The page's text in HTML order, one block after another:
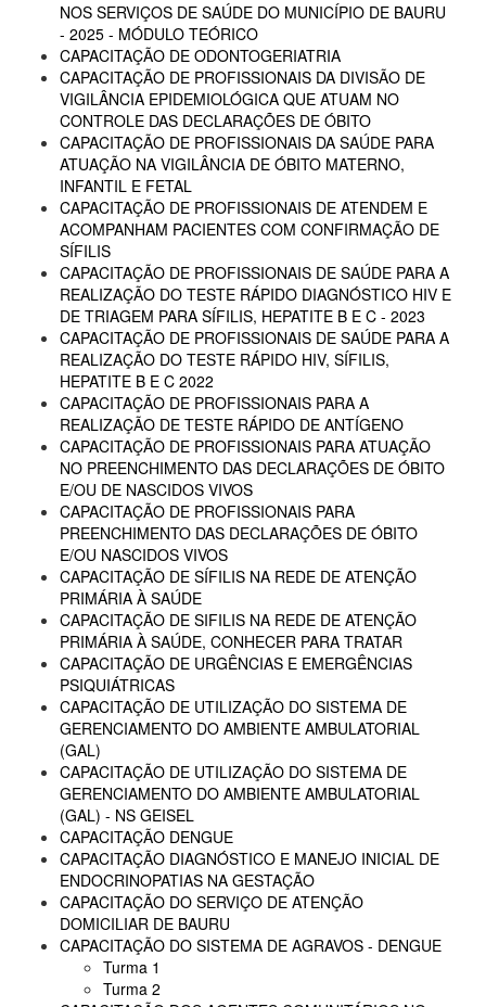
NOS SERVIÇOS DE SAÚDE DO MUNICÍPIO DE BAURU
- 2025 - MÓDULO TEÓRICO
CAPACITAÇÃO DE ODONTOGERIATRIA
CAPACITAÇÃO DE PROFISSIONAIS DA DIVISÃO DE
VIGILÂNCIA EPIDEMIOLÓGICA QUE ATUAM NO
CONTROLE DAS DECLARAÇÕES DE ÓBITO
CAPACITAÇÃO DE PROFISSIONAIS DA SAÚDE PARA
ATUAÇÃO NA VIGILÂNCIA DE ÓBITO MATERNO,
INFANTIL E FETAL
CAPACITAÇÃO DE PROFISSIONAIS DE ATENDEM E
ACOMPANHAM PACIENTES COM CONFIRMAÇÃO DE
SÍFILIS
CAPACITAÇÃO DE PROFISSIONAIS DE SAÚDE PARA A
REALIZAÇÃO DO TESTE RÁPIDO DIAGNÓSTICO HIV E
DE TRIAGEM PARA SÍFILIS, HEPATITE B E C - 2023
CAPACITAÇÃO DE PROFISSIONAIS DE SAÚDE PARA A
REALIZAÇÃO DO TESTE RÁPIDO HIV, SÍFILIS,
HEPATITE B E C 2022
CAPACITAÇÃO DE PROFISSIONAIS PARA A
REALIZAÇÃO DE TESTE RÁPIDO DE ANTÍGENO
CAPACITAÇÃO DE PROFISSIONAIS PARA ATUAÇÃO
NO PREENCHIMENTO DAS DECLARAÇÕES DE ÓBITO
E/OU DE NASCIDOS VIVOS
CAPACITAÇÃO DE PROFISSIONAIS PARA
PREENCHIMENTO DAS DECLARAÇÕES DE ÓBITO
E/OU NASCIDOS VIVOS
CAPACITAÇÃO DE SÍFILIS NA REDE DE ATENÇÃO
PRIMÁRIA À SAÚDE
CAPACITAÇÃO DE SIFILIS NA REDE DE ATENÇÃO
PRIMÁRIA À SAÚDE, CONHECER PARA TRATAR
CAPACITAÇÃO DE URGÊNCIAS E EMERGÊNCIAS
PSIQUIÁTRICAS
CAPACITAÇÃO DE UTILIZAÇÃO DO SISTEMA DE
GERENCIAMENTO DO AMBIENTE AMBULATORIAL
(GAL)
CAPACITAÇÃO DE UTILIZAÇÃO DO SISTEMA DE
GERENCIAMENTO DO AMBIENTE AMBULATORIAL
(GAL) - NS GEISEL
CAPACITAÇÃO DENGUE
CAPACITAÇÃO DIAGNÓSTICO E MANEJO INICIAL DE
ENDOCRINOPATIAS NA GESTAÇÃO
CAPACITAÇÃO DO SERVIÇO DE ATENÇÃO
DOMICILIAR DE BAURU
CAPACITAÇÃO DO SISTEMA DE AGRAVOS - DENGUE
Turma 1
Turma 2